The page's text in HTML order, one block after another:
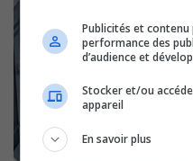
Publicités et
performance des
d’audience et
Stocker et/ou
appareil
En savoir plus